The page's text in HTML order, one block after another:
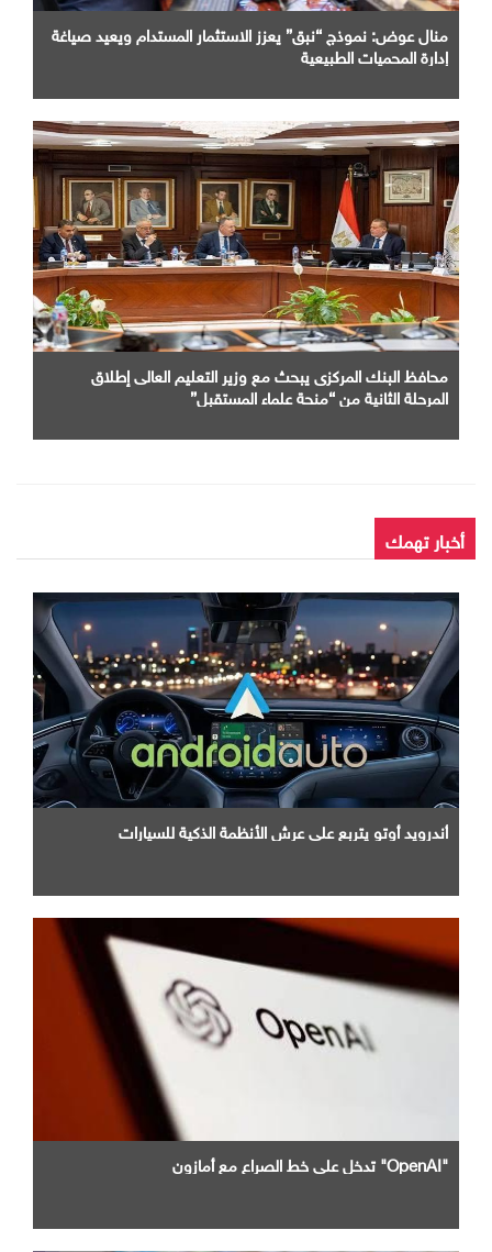
منال عوض: نموذج “نبق” يعزز الاستثمار المستدام ويعيد صياغة
إدارة المحميات الطبيعية
محافظ البنك المركزى يبحث مع وزير التعليم العالى إطلاق
المرحلة الثانية من “منحة علماء المستقبل”
أخبار تهمك
أندرويد أوتو يتربع علي عرش الأنظمة الذكية للسيارات
"OpenAI" تدخل علي خط الصراع مع أمازون